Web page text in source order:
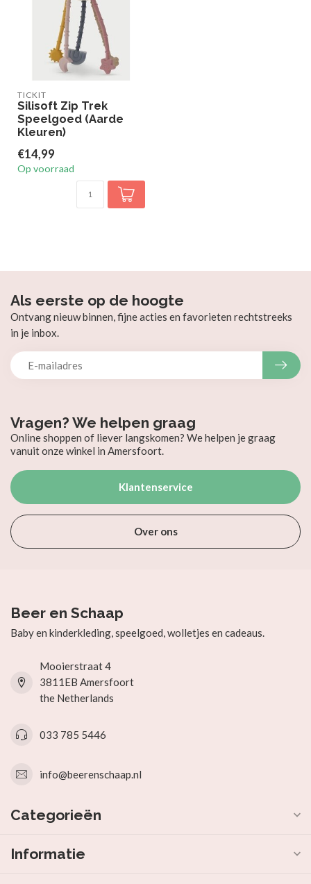
TICKIT
Silisoft Zip Trek
Speelgoed (Aarde
Kleuren)
€14,99
Op voorraad
Vragen? We helpen graag
Online shoppen of liever langskomen? We helpen je graag
vanuit onze winkel in Amersfoort.
Klantenservice
Over ons
Als eerste op de hoogte
Ontvang nieuw binnen, fijne acties en favorieten rechtstreeks
in je inbox.
Beer en Schaap
Baby en kinderkleding, speelgoed, wolletjes en cadeaus.
Mooierstraat 4
3811EB Amersfoort
the Netherlands
033 785 5446
info@beerenschaap.nl
Categorieën
Informatie